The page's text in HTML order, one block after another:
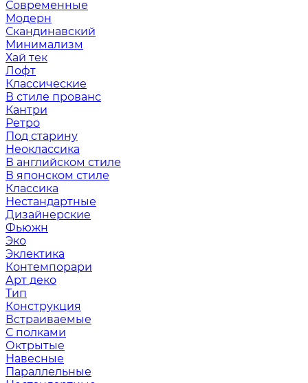
Современные
Модерн
Скандинавский
Минимализм
Хай тек
Лофт
Классические
В стиле прованс
Кантри
Ретро
Под старину
Неоклассика
В английском стиле
В японском стиле
Классика
Нестандартные
Дизайнерские
Фьюжн
Эко
Эклектика
Контемпорари
Арт деко
Тип
Конструкция
Встраиваемые
С полками
Октрытые
Навесные
Параллельные